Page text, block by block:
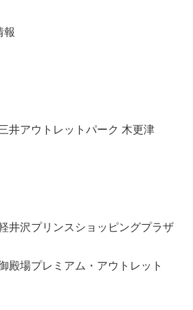
報
井アウトレットパーク 木更津
井沢プリンスショッピングプラザ
殿場プレミアム・アウトレット